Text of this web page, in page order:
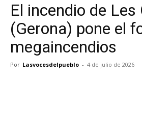
El incendio de Les
(Gerona) pone el
megaincendios
Por Lasvocesdelpueblo - 4 de julio de 2026